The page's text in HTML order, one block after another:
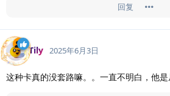
回复
Tily 2025年6月3日
这种卡真的没套路嘛。。一直不明白，他